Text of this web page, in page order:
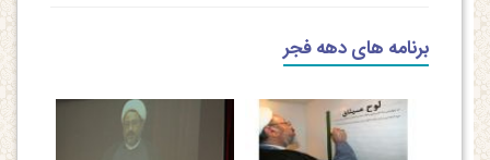
برنامه های دهه فجر